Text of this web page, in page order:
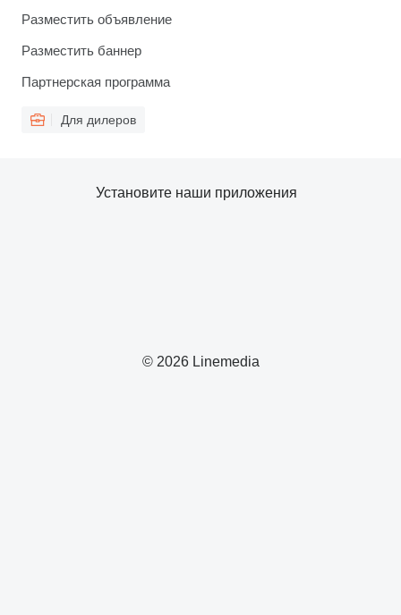
Разместить объявление
Разместить баннер
Партнерская программа
Для дилеров
© 2026 Linemedia
Установите наши приложения